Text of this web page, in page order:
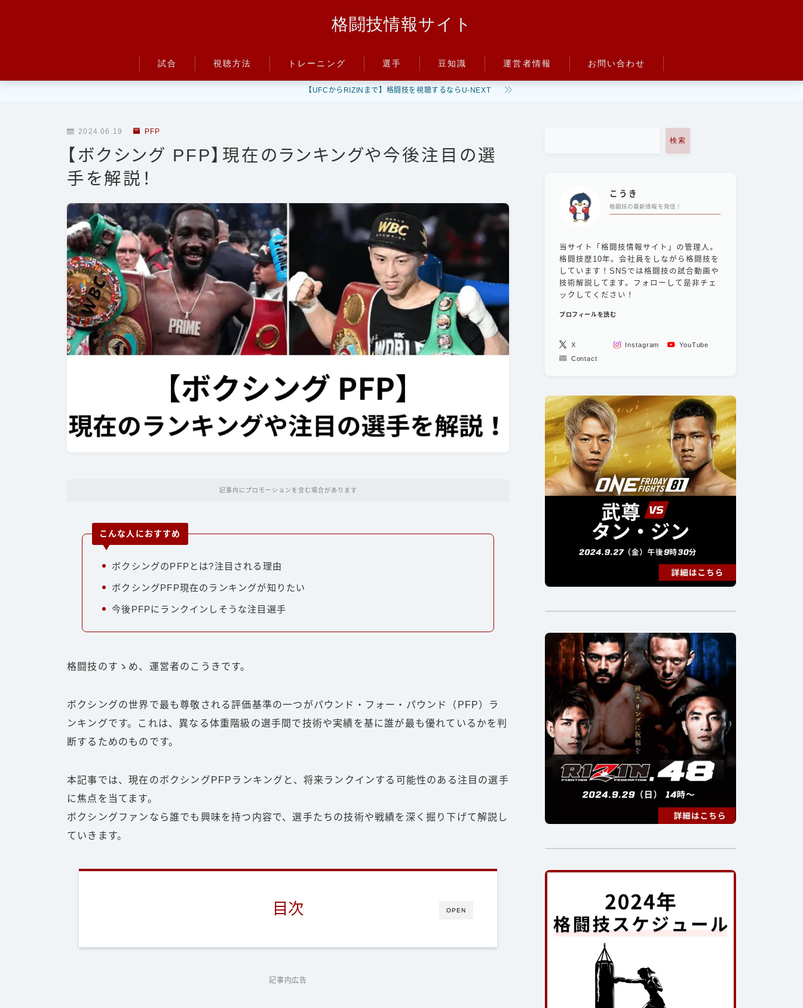
格闘技情報サイト
試合 視聴方法 トレーニング 選手
朝倉未来
ファイトスタイル
豆知識
ルール
喧嘩
運営者情報 お問い合わせ
【UFCからRIZINまで】格闘技を視聴するならU-NEXT
2024.06.19 PFP
【ボクシング PFP】現在のランキングや今後注目の選
手を解説！
記事内にプロモーションを含む場合があります
こんな人におすすめ
ボクシングのPFPとは?注目される理由
ボクシングPFP現在のランキングが知りたい
今後PFPにランクインしそうな注目選手
格闘技のすゝめ、運営者のこうきです。
ボクシングの世界で最も尊敬される評価基準の一つがパウンド・フォー・パウンド（PFP）ラ
ンキングです。これは、異なる体重階級の選手間で技術や実績を基に誰が最も優れているかを判
断するためのものです。
本記事では、現在のボクシングPFPランキングと、将来ランクインする可能性のある注目の選手
に焦点を当てます。
ボクシングファンなら誰でも興味を持つ内容で、選手たちの技術や戦績を深く掘り下げて解説し
ていきます。
OPEN
目次
記事内広告
検索
こうき
格闘技の最新情報を発信！
当サイト「格闘技情報サイト」の管理人。
格闘技歴10年。会社員をしながら格闘技を
しています！SNSでは格闘技の試合動画や
技術解説してます。フォローして是非チェ
ックしてください！
プロフィールを読む
X Instagram
YouTube
Contact